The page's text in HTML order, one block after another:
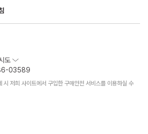
도
03589
시 저희 사이트에서 구입한 구매안전 서비스를 이용하실 수